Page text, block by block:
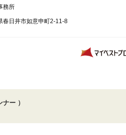
務所
春日井市如意申町2-11-8
ー ）